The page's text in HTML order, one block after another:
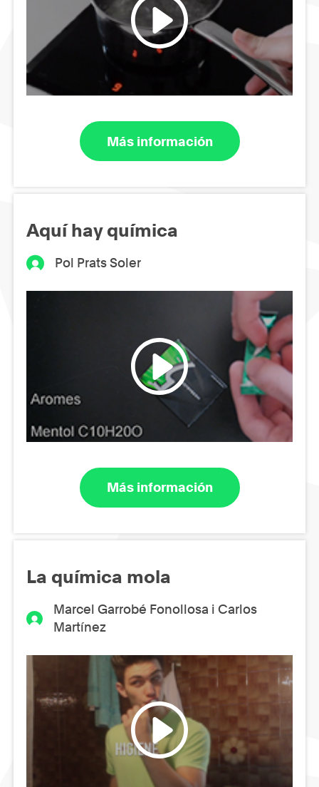
Más información
Aquí hay química
Pol Prats Soler
Más información
La química mola
Marcel Garrobé Fonollosa i Carlos
Martínez